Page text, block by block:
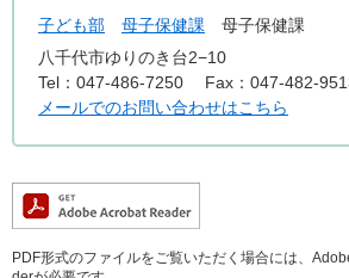
子ども部 母子保健課
母子保健課
八千代市ゆりのき台2−10
Tel：047-486-7250
Fax：047-482-
メールでのお問い合わせはこちら
PDF形式のファイルをご覧いただく場合には、